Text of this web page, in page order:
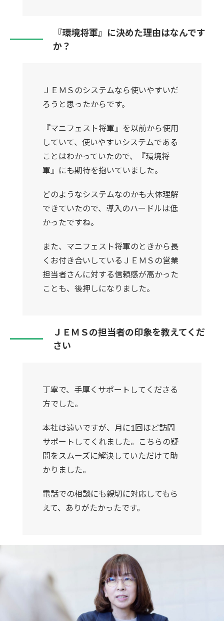
『環境将軍』に決めた理由はなんです
か？
ＪＥＭＳのシステムなら使いやすいだ
ろうと思ったからです。
『マニフェスト将軍』を以前から使用
していて、使いやすいシステムである
ことはわかっていたので、『環境将
軍』にも期待を抱いていました。
どのようなシステムなのかも大体理解
できていたので、導入のハードルは低
かったですね。
また、マニフェスト将軍のときから長
くお付き合いしているＪＥＭＳの営業
担当者さんに対する信頼感が高かった
ことも、後押しになりました。
ＪＥＭＳの担当者の印象を教えてくだ
さい
丁寧で、手厚くサポートしてくださる
方でした。
本社は遠いですが、月に1回ほど訪問
サポートしてくれました。こちらの疑
問をスムーズに解決していただけて助
かりました。
電話での相談にも親切に対応してもら
えて、ありがたかったです。